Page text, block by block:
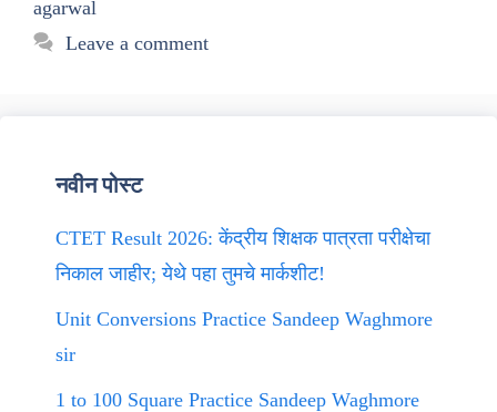
agarwal
Leave a comment
नवीन पोस्ट
CTET Result 2026: केंद्रीय शिक्षक पात्रता परीक्षेचा
निकाल जाहीर; येथे पहा तुमचे मार्कशीट!
Unit Conversions Practice Sandeep Waghmore
sir
1 to 100 Square Practice Sandeep Waghmore